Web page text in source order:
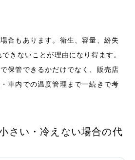
合もあります。衛生、容量、紛失
きないことが理由になり得ます。
保管できるかだけでなく、販売店
車内での温度管理まで一続きで考
さい・冷えない場合の代